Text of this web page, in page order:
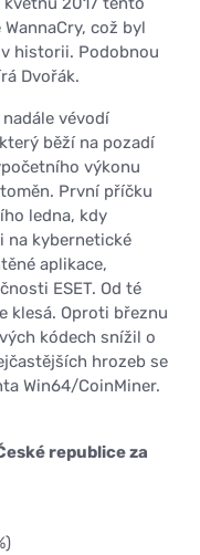
což byl
historii. Podobnou
Dvořák.
vévodí
běží na pozadí
výkonu
První příčku
ledna, kdy
na kybernetické
aplikace,
ESET. Od té
klesá. Oproti březnu
kódech snížil o
hrozeb se
Win64/CoinMiner.
republice za